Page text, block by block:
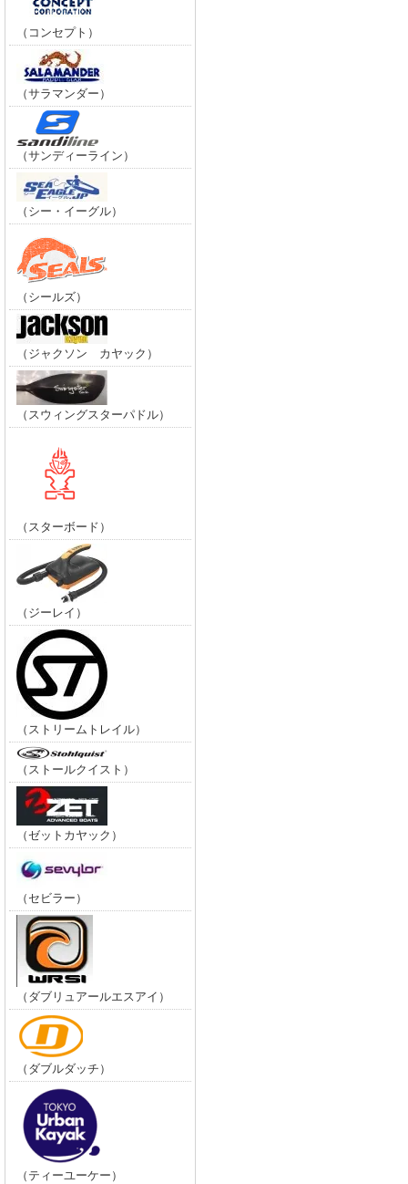
（コンセプト）
（サラマンダー）
（サンディーライン）
（シー・イーグル）
（シールズ）
（ジャクソン カヤック）
（スウィングスターパドル）
（スターボード）
（ジーレイ）
（ストリームトレイル）
（ストールクイスト）
（ゼットカヤック）
（セビラー）
（ダブリュアールエスアイ）
（ダブルダッチ）
（ティーユーケー）